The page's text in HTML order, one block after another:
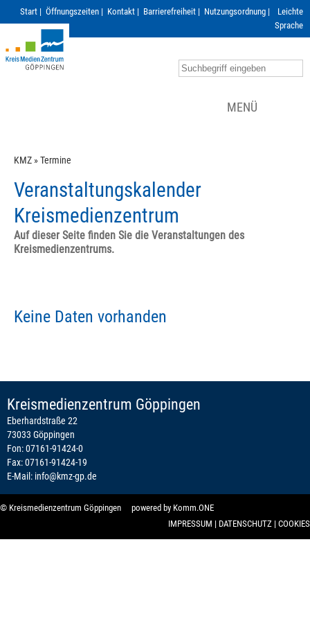
Start | Öffnungszeiten | Kontakt | Barrierefreiheit | Nutzungsordnung |
Leichte
Sprache
MENÜ
KMZ »Termine
Veranstaltungskalender
Kreismedienzentrum
Auf dieser Seite finden Sie die Veranstaltungen des
Kreismedienzentrums.
Keine Daten vorhanden
Kreismedienzentrum Göppingen
Eberhardstraße 22
73033 Göppingen
Fon: 07161-91424-0
Fax: 07161-91424-19
E-Mail: info@kmz-gp.de
© Kreismedienzentrum Göppingen powered by Komm.ONE
IMPRESSUM | DATENSCHUTZ | COOKIES